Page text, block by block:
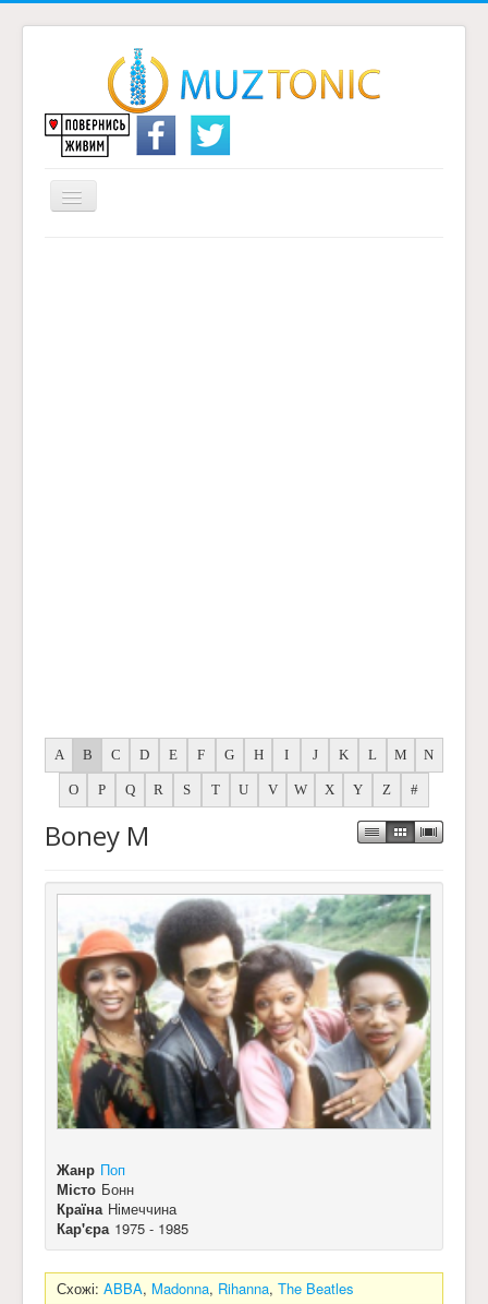
Перемикач
навігації
A B C D E F G H I J K L M N
O P Q R S T U V W X Y Z #
Boney M
Жанр Поп
Місто Бонн
Країна Німеччина
Кар'єра 1975 - 1985
Схожі: ABBA, Madonna, Rihanna, The Beatles